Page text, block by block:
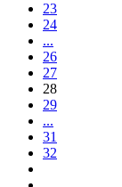
23
24
...
26
27
28
29
...
31
32